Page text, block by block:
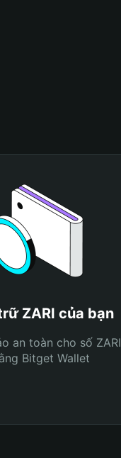
ZARI của bạn
an toàn cho số ZARI
Bitget Wallet